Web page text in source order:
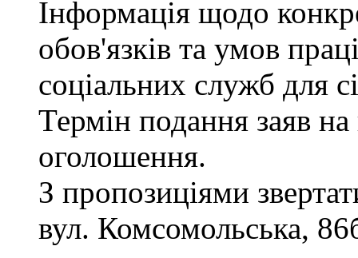
Інформація щодо
обов'язків та умов
соціальних служб для
Термін подання заяв
оголошення.
З пропозиціями
вул. Комсомольська,